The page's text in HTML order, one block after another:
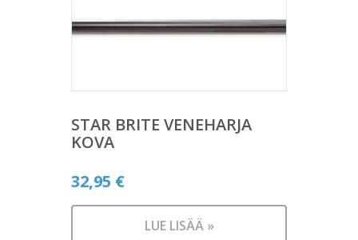
STAR BRITE VENEHARJA
KOVA
32,95 €
LUE LISÄÄ »